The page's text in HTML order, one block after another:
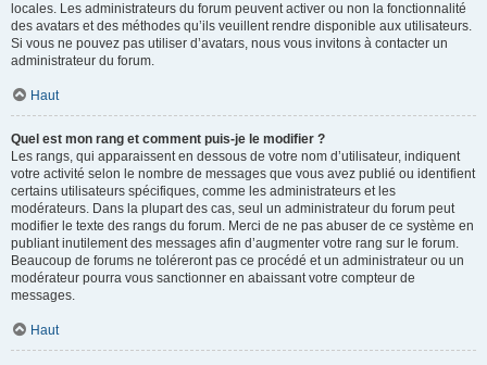
locales. Les administrateurs du forum peuvent activer ou non la fonctionnalité
des avatars et des méthodes qu’ils veuillent rendre disponible aux utilisateurs.
Si vous ne pouvez pas utiliser d’avatars, nous vous invitons à contacter un
administrateur du forum.
Haut
Quel est mon rang et comment puis-je le modifier ?
Les rangs, qui apparaissent en dessous de votre nom d’utilisateur, indiquent
votre activité selon le nombre de messages que vous avez publié ou identifient
certains utilisateurs spécifiques, comme les administrateurs et les
modérateurs. Dans la plupart des cas, seul un administrateur du forum peut
modifier le texte des rangs du forum. Merci de ne pas abuser de ce système en
publiant inutilement des messages afin d’augmenter votre rang sur le forum.
Beaucoup de forums ne toléreront pas ce procédé et un administrateur ou un
modérateur pourra vous sanctionner en abaissant votre compteur de
messages.
Haut